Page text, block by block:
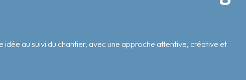
au suivi du chantier, avec une approche attentive, créative et